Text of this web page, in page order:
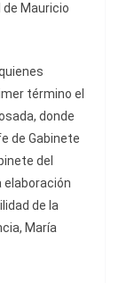
Mauricio
término el
donde
de Gabinete
del
elaboración
de la
María